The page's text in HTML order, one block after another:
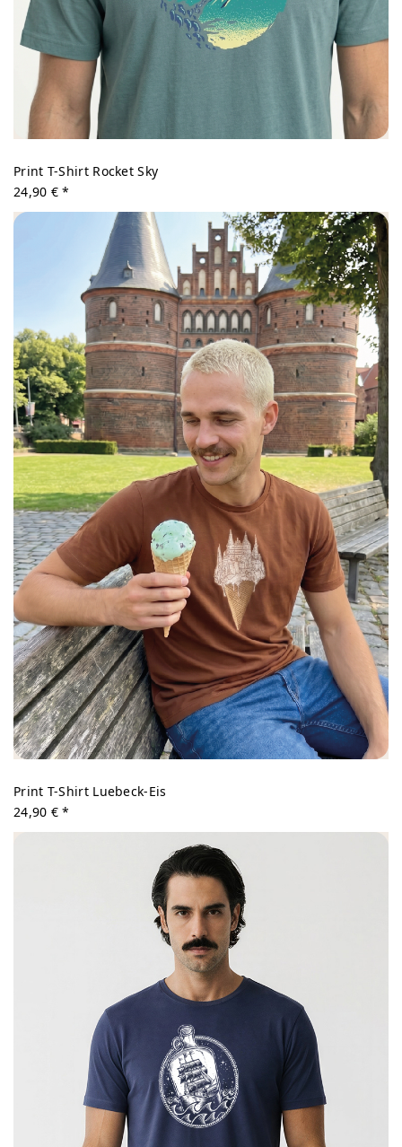
Print T-Shirt Rocket Sky
24,90 € *
Print T-Shirt Luebeck-Eis
24,90 € *